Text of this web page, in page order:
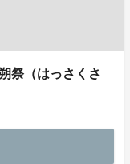
祭（はっさくさ